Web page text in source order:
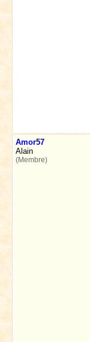
Amor57
Alain
(Membre)